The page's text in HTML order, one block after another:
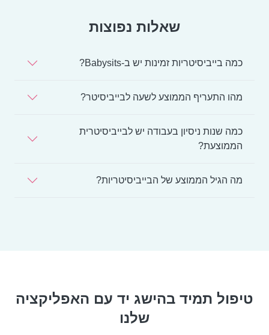
שאלות נפוצות
כמה בייביסיטריות זמינות יש ב-Babysits?
מהו התעריף הממוצע לשעה לבייביסיטר?
כמה שנות ניסיון בעבודה יש לבייביסיטרית
הממוצעת?
מה הגיל הממוצע של הבייביסיטריות?
טיפול תמיד בהישג יד עם האפליקציה
שלנו